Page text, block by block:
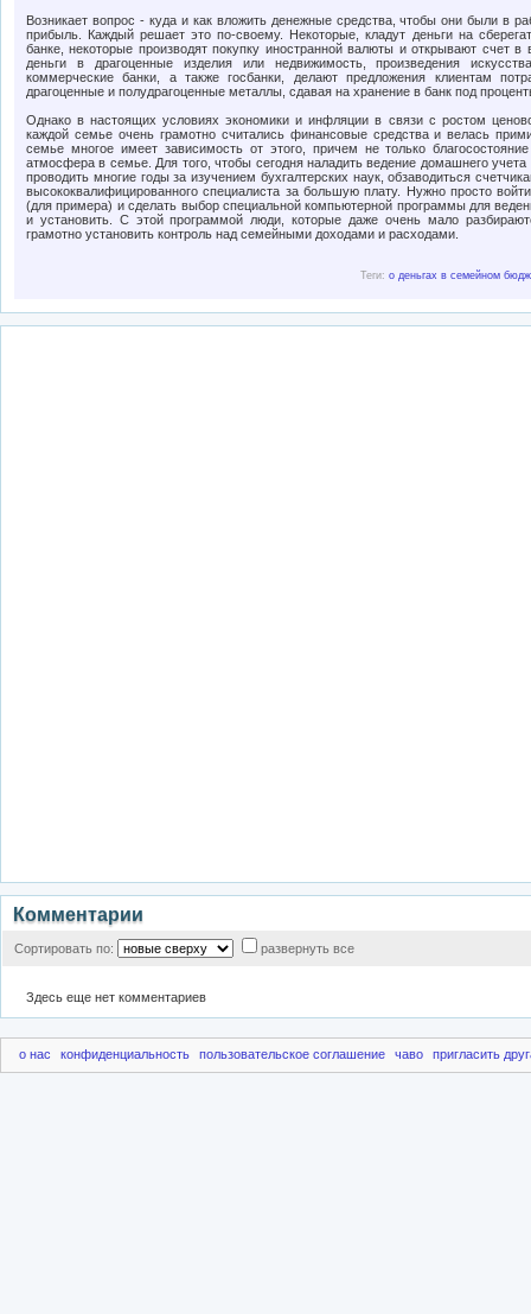
Возникает вопрос - куда и как вложить денежные средства, чтобы они были в
прибыль. Каждый решает это по-своему. Некоторые, кладут деньги на
банке, некоторые производят покупку иностранной валюты и открывают счет
деньги в драгоценные изделия или недвижимость, произведения
коммерческие банки, а также госбанки, делают предложения клиентам
драгоценные и полудрагоценные металлы, сдавая на хранение в банк под
Однако в настоящих условиях экономики и инфляции в связи с ростом
каждой семье очень грамотно считались финансовые средства и велась
семье многое имеет зависимость от этого, причем не только
атмосфера в семье. Для того, чтобы сегодня наладить ведение домашнего
проводить многие годы за изучением бухгалтерских наук, обзаводиться
высококвалифицированного специалиста за большую плату. Нужно просто
(для примера) и сделать выбор специальной компьютерной программы для
и установить. С этой программой люди, которые даже очень мало
грамотно установить контроль над семейными доходами и расходами.
Теги: о деньгах в семейном
Комментарии
Сортировать по: развернуть все
Здесь еще нет комментариев
о нас конфиденциальность пользовательское соглашение чаво пригласить